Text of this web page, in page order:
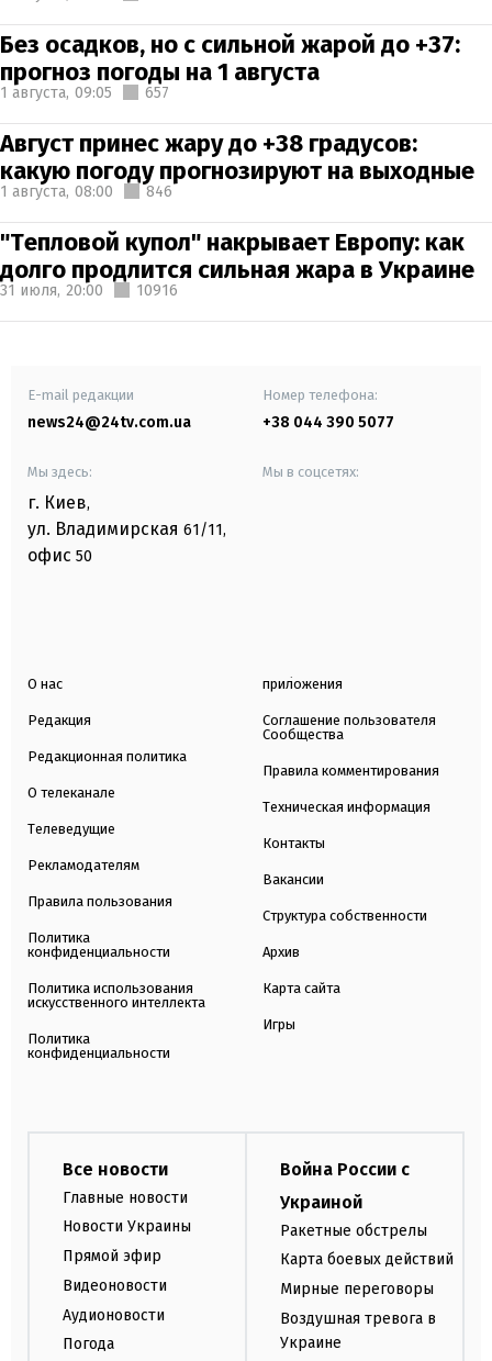
Без осадков, но с сильной жарой до +37:
прогноз погоды на 1 августа
1 августа, 09:05 657
Август принес жару до +38 градусов:
какую погоду прогнозируют на выходные
1 августа, 08:00 846
"Тепловой купол" накрывает Европу: как
долго продлится сильная жара в Украине
31 июля, 20:00 10916
E-mail редакции
news24@24tv.com.ua
Номер телефона:
+38 044 390 5077
Мы здесь:
г. Киев,
ул. Владимирская 61/11,
офис 50
Мы в соцсетях:
О нас
Редакция
Редакционная политика
О телеканале
Телеведущие
Рекламодателям
Правила пользования
Политика
конфиденциальности
Политика использования
искусственного интеллекта
Политика
конфиденциальности
приложения
Соглашение пользователя
Сообщества
Правила комментирования
Техническая информация
Контакты
Вакансии
Структура собственности
Архив
Карта сайта
Игры
Все новости
Главные новости
Новости Украины
Прямой эфир
Видеоновости
Аудионовости
Погода
Война России с
Украиной
Ракетные обстрелы
Карта боевых действий
Мирные переговоры
Воздушная тревога в
Украине